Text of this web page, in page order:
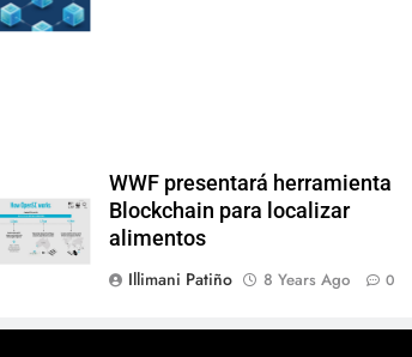
WWF presentará herramienta
Blockchain para localizar
alimentos
Illimani Patiño
8 Years Ago 0